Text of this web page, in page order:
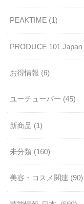
PEAKTIME (1)
PRODUCE 101 Japan
お得情報 (6)
ユーチューバー (45)
新商品 (1)
未分類 (160)
美容・コスメ関連 (90)